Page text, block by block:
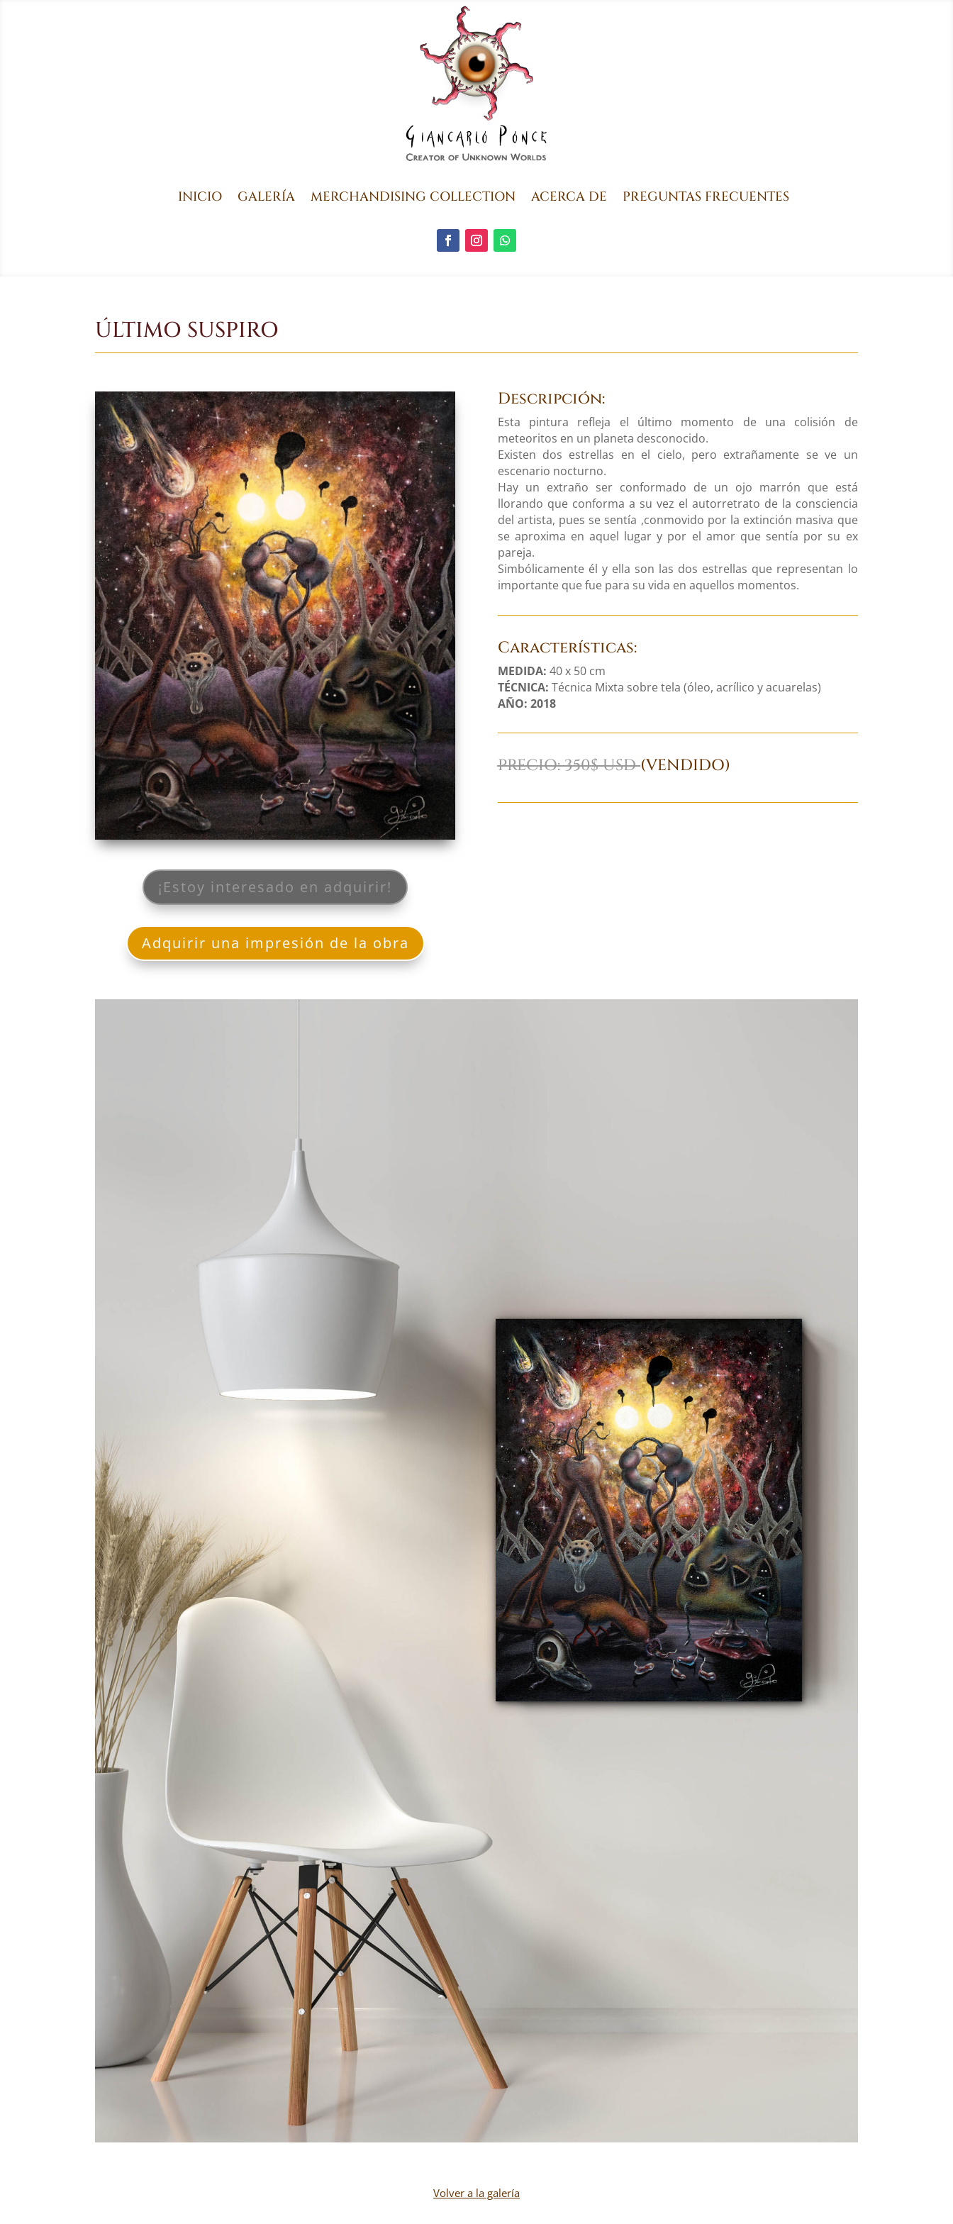
INICIO GALERÍA MERCHANDISING COLLECTION ACERCA DE PREGUNTAS FRECUENTES
ÚLTIMO SUSPIRO
¡Estoy interesado en adquirir!
Adquirir una impresión de la obra
Descripción:
Esta pintura refleja el último momento de una colisión de
meteoritos en un planeta desconocido.
Existen dos estrellas en el cielo, pero extrañamente se ve un
escenario nocturno.
Hay un extraño ser conformado de un ojo marrón que está
llorando que conforma a su vez el autorretrato de la consciencia
del artista, pues se sentía ,conmovido por la extinción masiva que
se aproxima en aquel lugar y por el amor que sentía por su ex
pareja.
Simbólicamente él y ella son las dos estrellas que representan lo
importante que fue para su vida en aquellos momentos.
Características:
MEDIDA: 40 x 50 cm
TÉCNICA: Técnica Mixta sobre tela (óleo, acrílico y acuarelas)
AÑO: 2018
PRECIO: 350$ USD(VENDIDO)
Volver a la galería